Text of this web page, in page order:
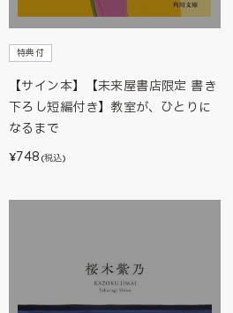
特典付
【サイン本】【未来屋書店限定 書き
下ろし短編付き】教室が、ひとりに
なるまで
¥748 (税込)